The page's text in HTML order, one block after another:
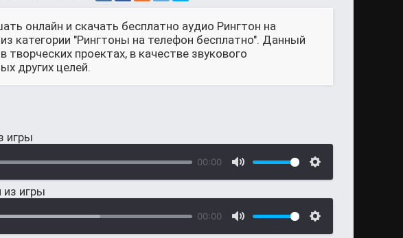
онлайн и скачать бесплатно аудио Рингтон на
категории "Рингтоны на телефон бесплатно". Данный
проектах, в качестве звукового
других целей.
игры
00:00
из игры
00:00